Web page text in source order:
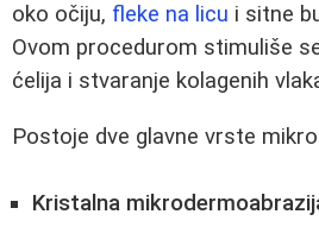
oko očiju, fleke na licu i sitne
Ovom procedurom stimuliše
ćelija i stvaranje kolagenih
Postoje dve glavne vrste
Kristalna